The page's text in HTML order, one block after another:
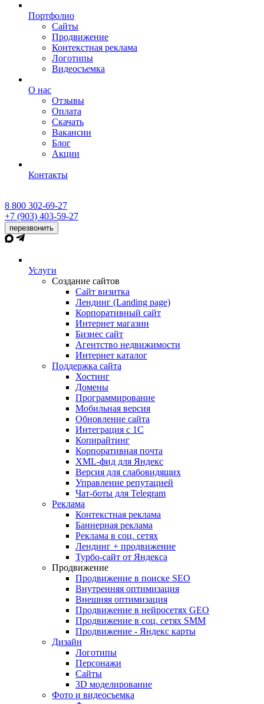
Портфолио
Сайты
Продвижение
Контекстная реклама
Логотипы
Видеосъемка
О нас
Отзывы
Оплата
Скачать
Вакансии
Блог
Акции
Контакты
8 800 302-69-27
+7 (903) 403-59-27
перезвонить
Услуги
Создание сайтов
Сайт визитка
Лендинг (Landing page)
Корпоративный сайт
Интернет магазин
Бизнес сайт
Агентство недвижимости
Интернет каталог
Поддержка сайта
Хостинг
Домены
Программирование
Мобильная версия
Обновление сайта
Интеграция с 1С
Копирайтинг
Корпоративная почта
XML-фид для Яндекс
Версия для слабовидящих
Управление репутацией
Чат-боты для Telegram
Реклама
Контекстная реклама
Баннерная реклама
Реклама в соц. сетях
Лендинг + продвижение
Турбо-сайт от Яндекса
Продвижение
Продвижение в поиске SEO
Внутренняя оптимизация
Внешняя оптимизация
Продвижение в нейросетях GEO
Продвижение в соц. сетях SMM
Продвижение - Яндекс карты
Дизайн
Логотипы
Персонажи
Сайты
3D моделирование
Фото и видеосъемка